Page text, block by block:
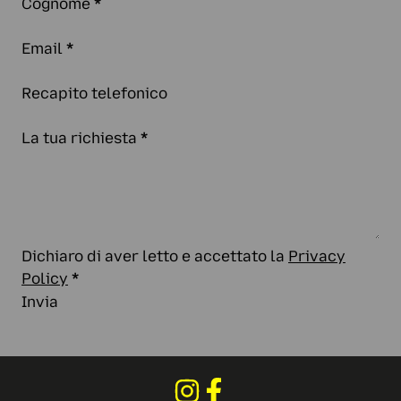
Cognome *
Email *
Recapito telefonico
La tua richiesta *
Dichiaro di aver letto e accettato la Privacy
Policy *
Invia